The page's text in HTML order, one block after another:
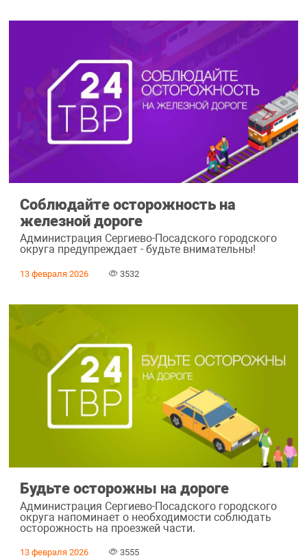
Соблюдайте осторожность на
железной дороге
Администрация Сергиево-Посадского городского
округа предупреждает - будьте внимательны!
13 февраля 2026 3532
Будьте осторожны на дороге
Администрация Сергиево-Посадского городского
округа напоминает о необходимости соблюдать
осторожность на проезжей части.
13 февраля 2026 3555